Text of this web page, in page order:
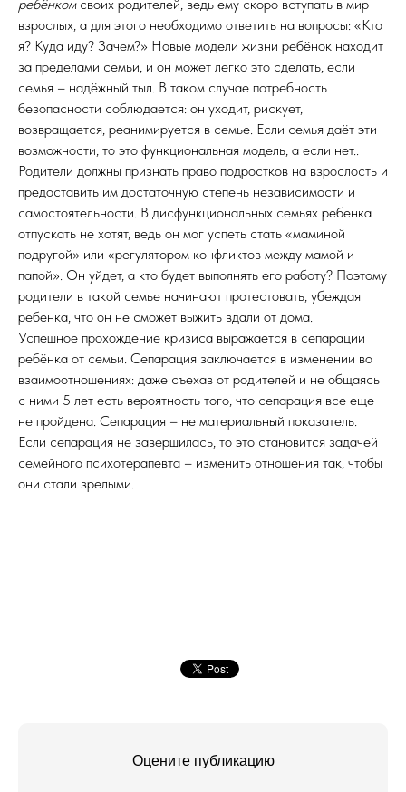
ребёнкомсвоих родителей, ведь ему скоро вступать в мир
взрослых, а для этого необходимо ответить на вопросы: «Кто
я? Куда иду? Зачем?» Новые модели жизни ребёнок находит
за пределами семьи, и он может легко это сделать, если
семья – надёжный тыл. В таком случае потребность
безопасности соблюдается: он уходит, рискует,
возвращается, реанимируется в семье. Если семья даёт эти
возможности, то это функциональная модель, а если нет..
Родители должны признать право подростков на взрослость и
предоставить им достаточную степень независимости и
самостоятельности. В дисфункциональных семьях ребенка
отпускать не хотят, ведь он мог успеть стать «маминой
подругой» или «регулятором конфликтов между мамой и
папой». Он уйдет, а кто будет выполнять его работу? Поэтому
родители в такой семье начинают протестовать, убеждая
ребенка, что он не сможет выжить вдали от дома.
Успешное прохождение кризиса выражается в сепарации
ребёнка от семьи. Сепарация заключается в изменении во
взаимоотношениях: даже съехав от родителей и не общаясь
с ними 5 лет есть вероятность того, что сепарация все еще
не пройдена. Сепарация – не материальный показатель.
Если сепарация не завершилась, то это становится задачей
семейного психотерапевта – изменить отношения так, чтобы
они стали зрелыми.
Оцените публикацию